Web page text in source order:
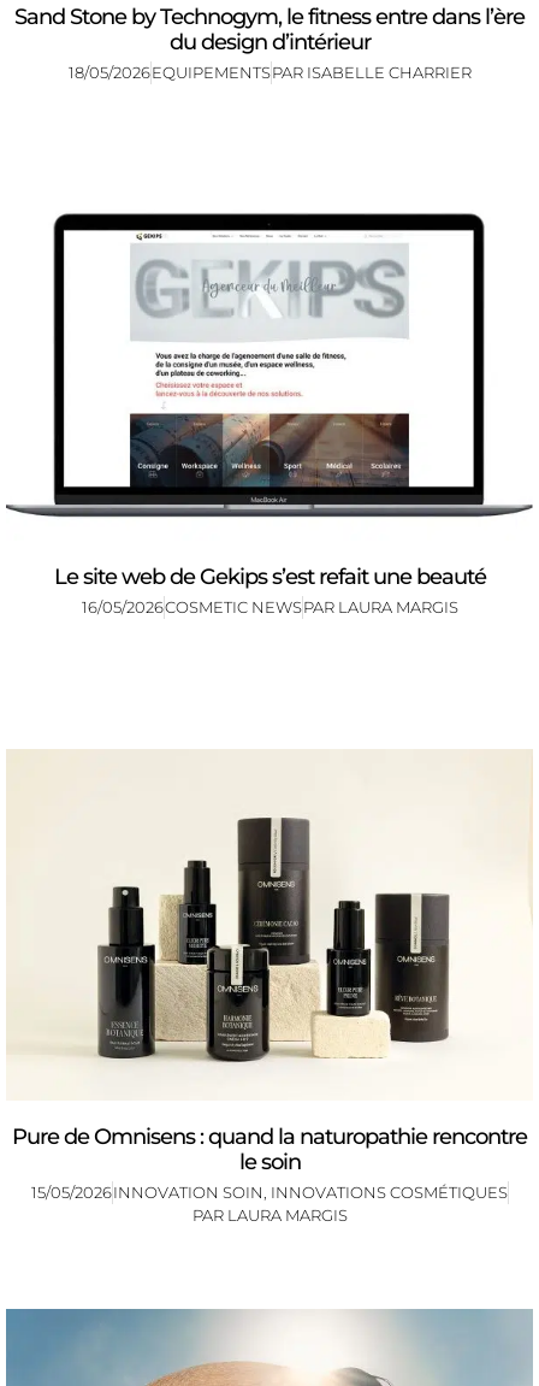
Sand Stone by Technogym, le fitness entre dans l’ère
du design d’intérieur
18/05/2026EQUIPEMENTSPAR ISABELLE CHARRIER
Le site web de Gekips s’est refait une beauté
16/05/2026COSMETIC NEWSPAR LAURA MARGIS
Pure de Omnisens : quand la naturopathie rencontre
le soin
15/05/2026INNOVATION SOIN INNOVATIONS COSMÉTIQUES
PAR LAURA MARGIS